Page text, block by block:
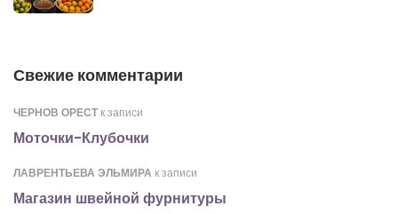
Свежие комментарии
ЧЕРНОВ ОРЕСТ к записи
Моточки-Клубочки
ЛАВРЕНТЬЕВА ЭЛЬМИРА к записи
Магазин швейной фурнитуры